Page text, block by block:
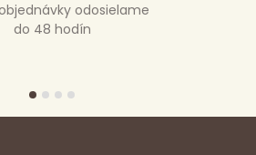
odosielame
do 48 hodín